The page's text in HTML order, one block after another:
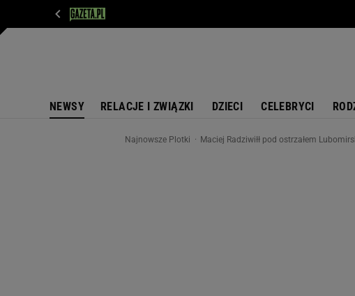
NEWSY RELACJE I ZWIĄZKI DZIECI CELEBRYCI
Najnowsze Plotki Maciej Radziwiłł pod ostrzałem